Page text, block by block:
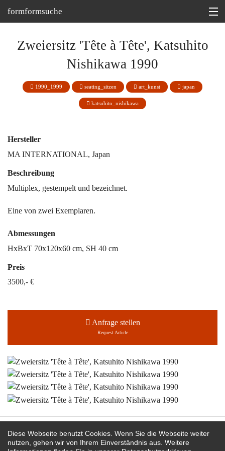
formformsuche
Zweiersitz 'Tête à Tête', Katsuhito
Nishikawa 1990
1990_1999 seating_sitzen art_kunst japan
katsuhito_nishikawa
Hersteller
MA INTERNATIONAL, Japan
Beschreibung
Multiplex, gestempelt und bezeichnet.
Eine von zwei Exemplaren.
Abmessungen
HxBxT 70x120x60 cm, SH 40 cm
Preis
3500,- €
Anfrage stellen
Request Article
Martin Bohn bei:
Diese Webseite benutzt Cookies. Wenn Sie die Webseite weiter
nutzen, gehen wir von Ihrem Einverständnis aus. Weitere